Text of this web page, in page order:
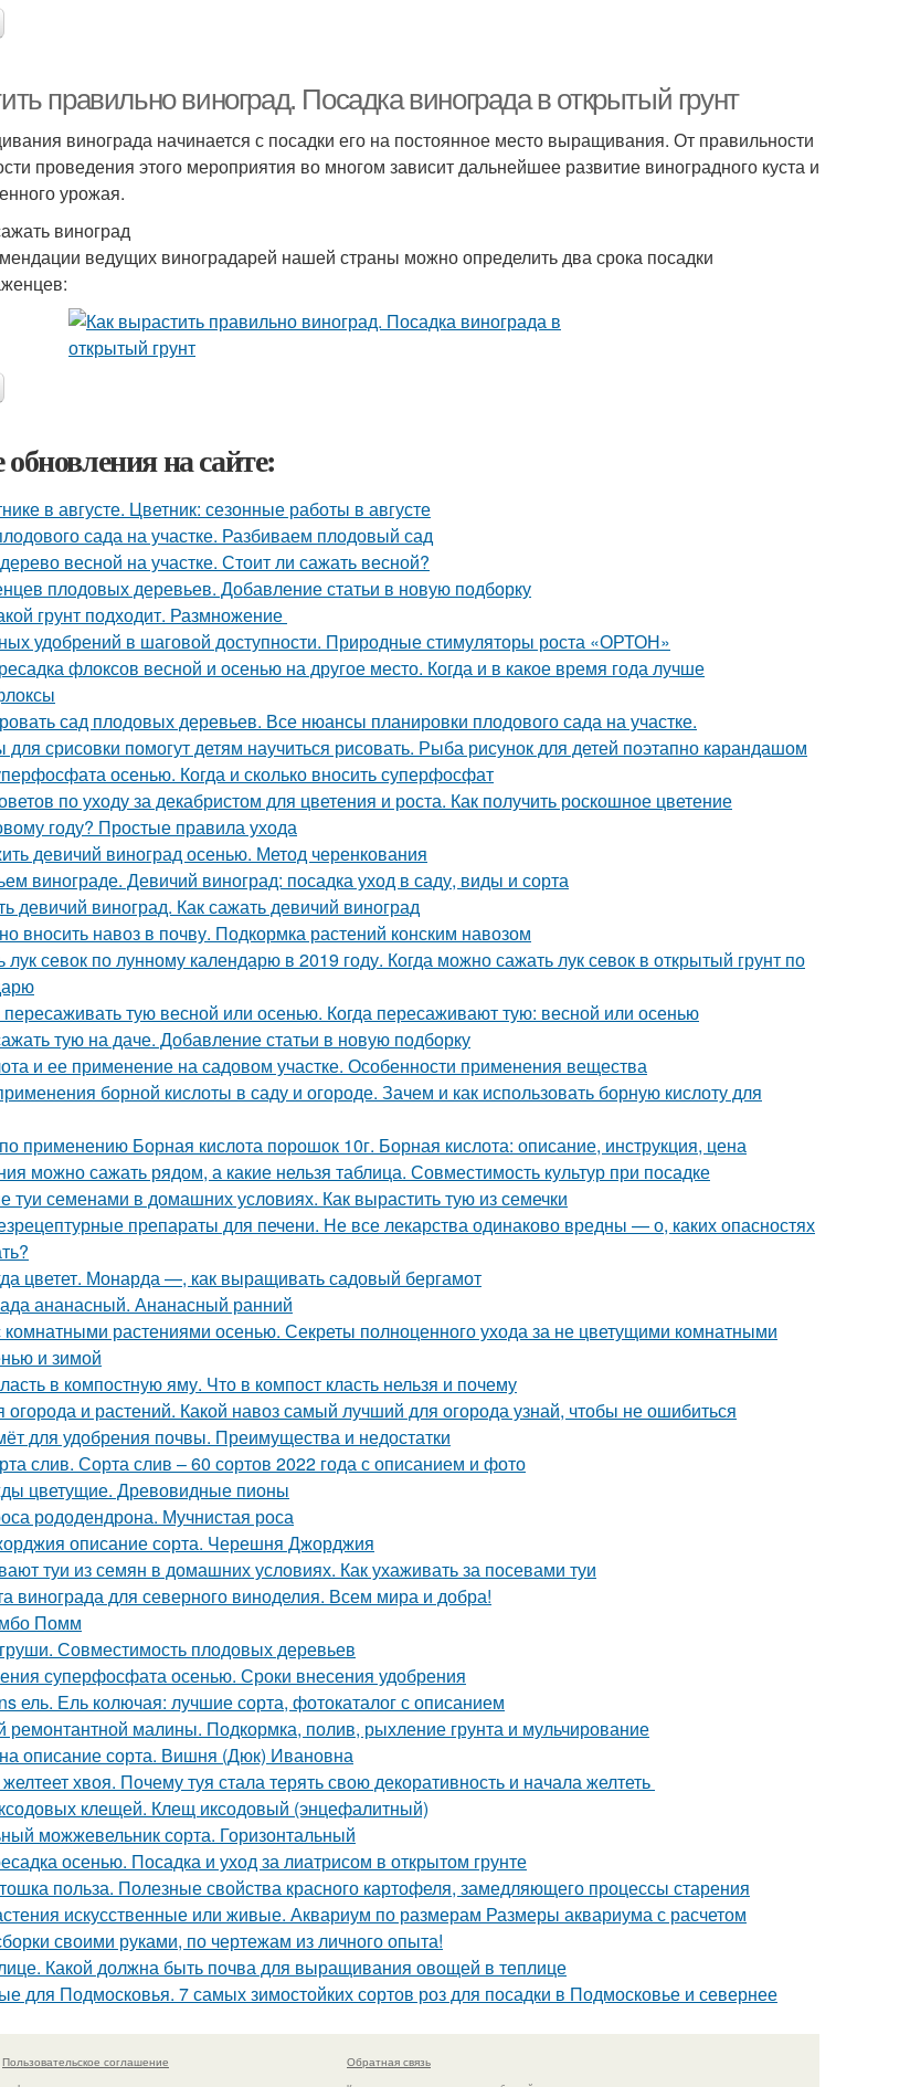
правильно виноград. Посадка винограда в открытый грунт
винограда начинается с посадки его на постоянное место выращивания. От правильности
проведения этого мероприятия во многом зависит дальнейшее развитие виноградного куста и
урожая.
виноград
ведущих виноградарей нашей страны можно определить два срока посадки
на сайте:
в августе. Цветник: сезонные работы в августе
сада на участке. Разбиваем плодовый сад
весной на участке. Стоит ли сажать весной?
плодовых деревьев. Добавление статьи в новую подборку
грунт подходит. Размножение
удобрений в шаговой доступности. Природные стимуляторы роста «ОРТОН»
флоксов весной и осенью на другое место. Когда и в какое время года лучше
сад плодовых деревьев. Все нюансы планировки плодового сада на участке.
срисовки помогут детям научиться рисовать. Рыба рисунок для детей поэтапно карандашом
осенью. Когда и сколько вносить суперфосфат
по уходу за декабристом для цветения и роста. Как получить роскошное цветение
году? Простые правила ухода
девичий виноград осенью. Метод черенкования
винограде. Девичий виноград: посадка уход в саду, виды и сорта
девичий виноград. Как сажать девичий виноград
вносить навоз в почву. Подкормка растений конским навозом
лук севок по лунному календарю в 2019 году. Когда можно сажать лук севок в открытый грунт по
пересаживать тую весной или осенью. Когда пересаживают тую: весной или осенью
тую на даче. Добавление статьи в новую подборку
и ее применение на садовом участке. Особенности применения вещества
борной кислоты в саду и огороде. Зачем и как использовать борную кислоту для
применению Борная кислота порошок 10г. Борная кислота: описание, инструкция, цена
можно сажать рядом, а какие нельзя таблица. Совместимость культур при посадке
туи семенами в домашних условиях. Как вырастить тую из семечки
препараты для печени. Не все лекарства одинаково вредны — о, каких опасностях
цветет. Монарда —, как выращивать садовый бергамот
ананасный. Ананасный ранний
комнатными растениями осенью. Секреты полноценного ухода за не цветущими комнатными
и зимой
в компостную яму. Что в компост класть нельзя и почему
и растений. Какой навоз самый лучший для огорода узнай, чтобы не ошибиться
для удобрения почвы. Преимущества и недостатки
слив. Сорта слив – 60 сортов 2022 года с описанием и фото
цветущие. Древовидные пионы
рододендрона. Мучнистая роса
описание сорта. Черешня Джорджия
туи из семян в домашних условиях. Как ухаживать за посевами туи
винограда для северного виноделия. Всем мира и добра!
Помм
Совместимость плодовых деревьев
суперфосфата осенью. Сроки внесения удобрения
ель. Ель колючая: лучшие сорта, фотокаталог с описанием
ремонтантной малины. Подкормка, полив, рыхление грунта и мульчирование
описание сорта. Вишня (Дюк) Ивановна
хвоя. Почему туя стала терять свою декоративность и начала желтеть
клещей. Клещ иксодовый (энцефалитный)
можжевельник сорта. Горизонтальный
осенью. Посадка и уход за лиатрисом в открытом грунте
польза. Полезные свойства красного картофеля, замедляющего процессы старения
искусственные или живые. Аквариум по размерам Размеры аквариума с расчетом
своими руками, по чертежам из личного опыта!
Какой должна быть почва для выращивания овощей в теплице
для Подмосковья. 7 самых зимостойких сортов роз для посадки в Подмосковье и севернее
Пользовательское соглашение
Обратная связь